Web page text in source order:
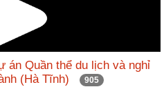
án Quần thể du lịch và nghỉ
(Hà Tĩnh)
905